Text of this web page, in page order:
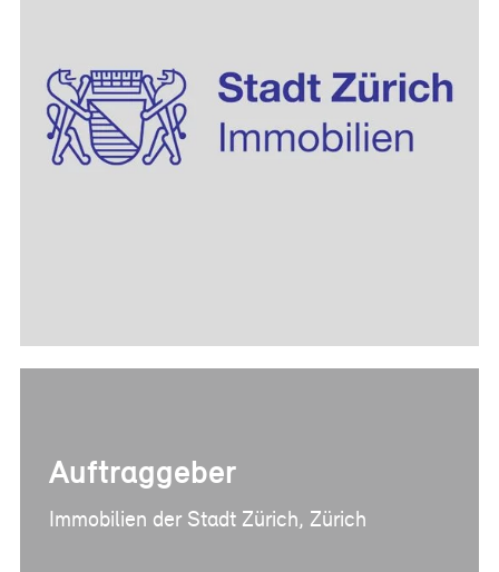
References
Building project
consulting
News
Specialist articles
bookAuftraggeber
Immobilien der Stadt Zürich, Zürich